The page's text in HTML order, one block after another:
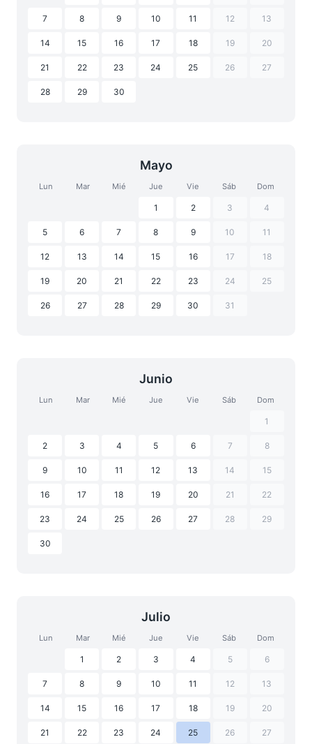
7 8 9 10 11 12 13
14 15 16 17 18 19 20
21 22 23 24 25 26 27
28 29 30
Mayo
Lun Mar Mié Jue Vie Sáb Dom
1 2 3 4
5 6 7 8 9 10 11
12 13 14 15 16 17 18
19 20 21 22 23 24 25
26 27 28 29 30 31
Junio
Lun Mar Mié Jue Vie Sáb Dom
1
2 3 4 5 6 7 8
9 10 11 12 13 14 15
16 17 18 19 20 21 22
23 24 25 26 27 28 29
30
Julio
Lun Mar Mié Jue Vie Sáb Dom
1 2 3 4 5 6
7 8 9 10 11 12 13
14 15 16 17 18 19 20
21 22 23 24 25 26 27